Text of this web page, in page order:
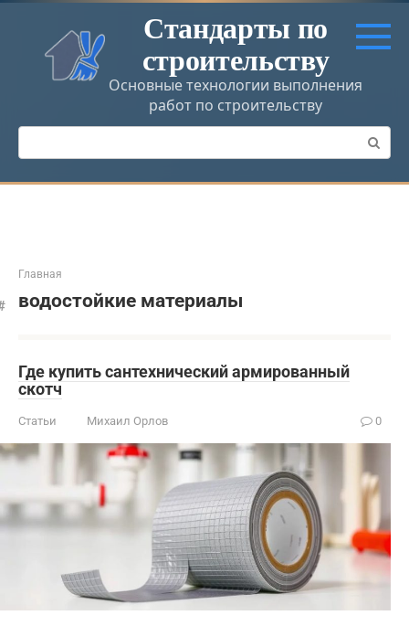
Перейти
контенту
Стандарты по
строительству
Основные технологии выполнения
работ по строительству
Поиск:
Главная
водостойкие материалы
Где купить сантехнический армированный
скотч
Статьи Михаил Орлов 0